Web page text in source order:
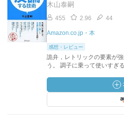
木山泰嗣
455 2.96 44
Amazon.co.jp・本
感想・レビュー
詭弁，レトリックの要素が
う。 調子に乗って使いすぎ